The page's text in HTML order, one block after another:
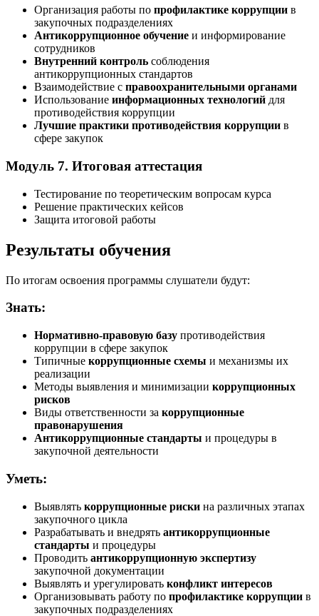
Организация работы по профилактике коррупции в
закупочных подразделениях
Антикоррупционное обучение и информирование
сотрудников
Внутренний контроль соблюдения
антикоррупционных стандартов
Взаимодействие с правоохранительными органами
Использование информационных технологий для
противодействия коррупции
Лучшие практики противодействия коррупции в
сфере закупок
Модуль 7. Итоговая аттестация
Тестирование по теоретическим вопросам курса
Решение практических кейсов
Защита итоговой работы
Результаты обучения
По итогам освоения программы слушатели будут:
Знать:
Нормативно-правовую базу противодействия
коррупции в сфере закупок
Типичные коррупционные схемы и механизмы их
реализации
Методы выявления и минимизации коррупционных
рисков
Виды ответственности за коррупционные
правонарушения
Антикоррупционные стандарты и процедуры в
закупочной деятельности
Уметь:
Выявлять коррупционные риски на различных этапах
закупочного цикла
Разрабатывать и внедрять антикоррупционные
стандарты и процедуры
Проводить антикоррупционную экспертизу
закупочной документации
Выявлять и урегулировать конфликт интересов
Организовывать работу по профилактике коррупции в
закупочных подразделениях